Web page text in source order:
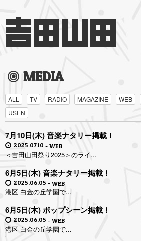
MEDIA
ALL TV RADIO MAGAZINE WEB
USEN
7月10日(木) 音楽ナタリー掲載！
2025.07.10 WEB
＜吉田山田祭り2025＞のライ...
6月5日(木) 音楽ナタリー掲載！
2025.06.05 WEB
港区 白金の丘学園で...
6月5日(木) ポップシーン掲載！
2025.06.05 WEB
港区 白金の丘学園で...